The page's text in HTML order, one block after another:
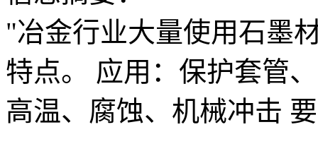
"冶金行业大量使用石墨
特点。 应用：保护套管
高温、腐蚀、机械冲击